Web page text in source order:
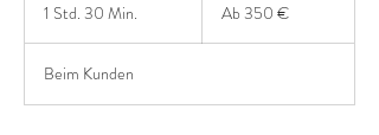
1 Std. 30 Min.
3
EuroAb 350 €
Beim Kunden